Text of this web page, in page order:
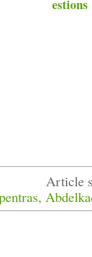
estions